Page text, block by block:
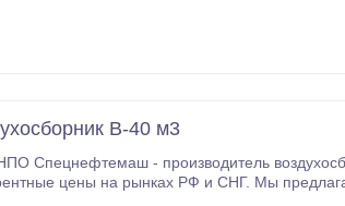
В-40 м3
Спецнефтемаш - производитель
цены на рынках РФ и СНГ. Мы